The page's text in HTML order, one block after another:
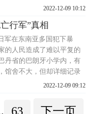
中的殷行得名于历史上的
，只有殷行街道和殷行
殷行古镇和姓殷的人有关
浦的怎
2022-12-09 10:12
行军”真相
军在东南亚多国犯下暴
的人民造成了难以平复的
丹省的巴朗牙小学内，有
馆舍不大，但却详细记录
巴丹省犯下的暴行，还原
入内拍摄。总台记者透过
2022-12-09 09:12
63 下一页